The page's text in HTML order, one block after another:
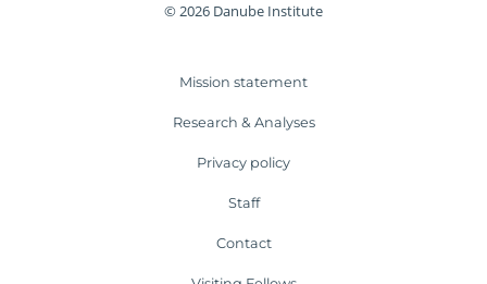
© 2026 Danube Institute
Mission statement
Research & Analyses
Privacy policy
Staff
Contact